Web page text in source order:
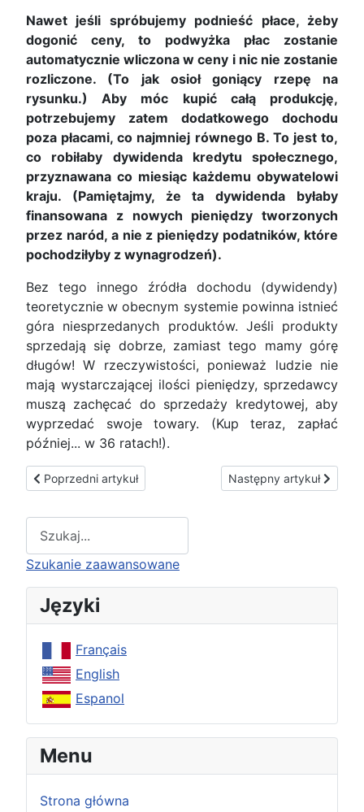
Nawet jeśli spróbujemy podnieść płace, żeby
dogonić ceny, to podwyżka płac zostanie
automatycznie wliczona w ceny i nic nie zostanie
rozliczone. (To jak osioł goniący rzepę na
rysunku.) Aby móc kupić całą produkcję,
potrzebujemy zatem dodatkowego dochodu
poza płacami, co najmniej równego B. To jest to,
co robiłaby dywidenda kredytu społecznego,
przyznawana co miesiąc każdemu obywatelowi
kraju. (Pamiętajmy, że ta dywidenda byłaby
finansowana z nowych pieniędzy tworzonych
przez naród, a nie z pieniędzy podatników, które
pochodziłyby z wynagrodzeń).
Bez tego innego źródła dochodu (dywidendy)
teoretycznie w obecnym systemie powinna istnieć
góra niesprzedanych produktów. Jeśli produkty
sprzedają się dobrze, zamiast tego mamy górę
długów! W rzeczywistości, ponieważ ludzie nie
mają wystarczającej ilości pieniędzy, sprzedawcy
muszą zachęcać do sprzedaży kredytowej, aby
wyprzedać swoje towary. (Kup teraz, zapłać
później... w 36 ratach!).
Poprzedni artykuł: Rok modlitwy
Poprzedni artykuł Następny artykuł: O
Następny artykuł
Type 2 or more characters for results.
Szukanie zaawansowane
Języki
Français
English
Espanol
Menu
Strona główna